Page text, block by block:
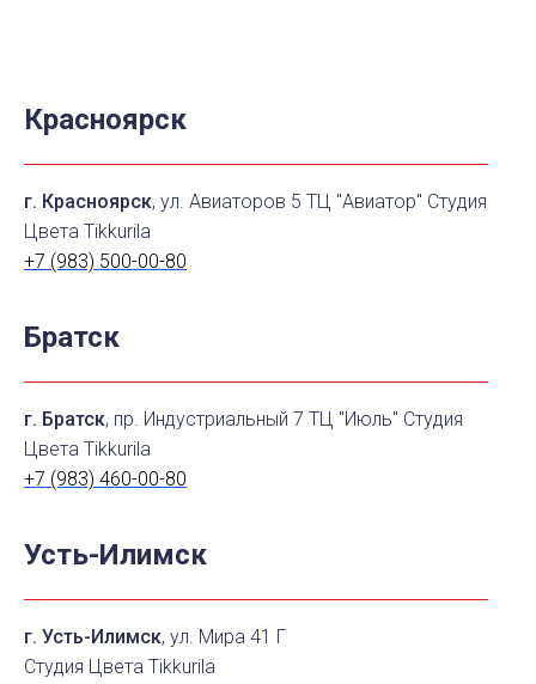
Красноярск
г. Красноярск, ул. Авиаторов 5 ТЦ "Авиатор" Студия
Цвета Tikkurila
+7 (983) 500-00-80
Братск
г. Братск, пр. Индустриальный 7 ТЦ "Июль" Студия
Цвета Tikkurila
+7 (983) 460-00-80
Усть-Илимск
г. Усть-Илимск, ул. Мира 41 Г
Студия Цвета Tikkurila